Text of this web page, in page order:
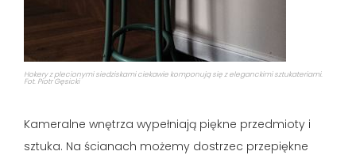
Hokery z plecionymi siedziskami ciekawie komponują się z eleganckimi sztukateriami.
Fot. Piotr Gęsicki
Kameralne wnętrza wypełniają piękne przedmioty i
sztuka. Na ścianach możemy dostrzec przepiękne